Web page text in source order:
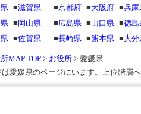
■滋賀県 ■京都府 ■大阪府 ■兵庫
■ 岡山県 ■広島県 ■山口県 ■徳島
■佐賀県 ■長崎県 ■熊本県 ■大分
MAP TOP> お役所 > 愛媛県
愛媛県のページにいます。上位階層へ